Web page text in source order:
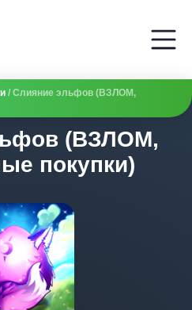
/ Слияние эльфов (ВЗЛОМ,
(ВЗЛОМ,
покупки)